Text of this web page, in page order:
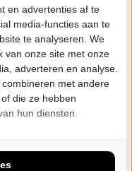
en advertenties af te
media-functies aan te
te analyseren. We
van onze site met onze
adverteren en analyse.
met andere
die ze hebben
hun diensten.